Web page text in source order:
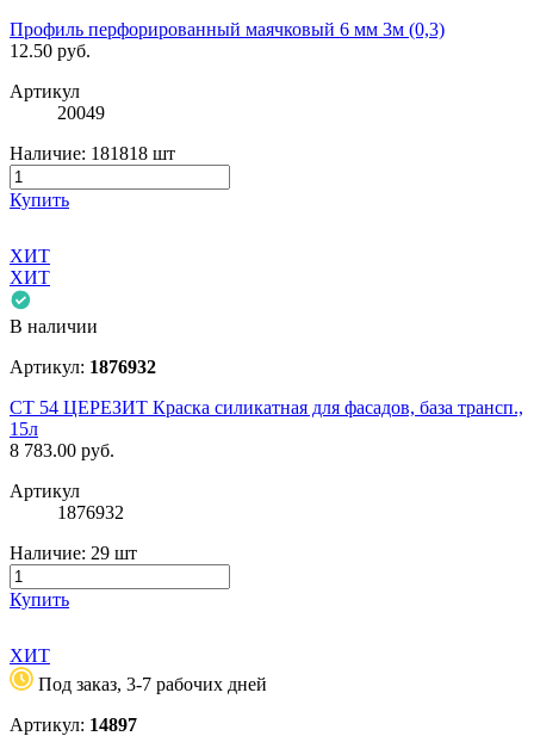
Профиль перфорированный маячковый 6 мм 3м (0,3)
12.50 руб.
Артикул
20049
Наличие: 181818 шт
Купить
ХИТ
ХИТ
В наличии
Артикул: 1876932
CT 54 ЦЕРЕЗИТ Краска силикатная для фасадов, база трансп.,
15л
8 783.00 руб.
Артикул
1876932
Наличие: 29 шт
Купить
ХИТ
Под заказ, 3-7 рабочих дней
Артикул: 14897